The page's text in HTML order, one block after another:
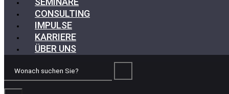
CONSULTING
IMPULSE
KARRIERE
ÜBER UNS
Wonach
Sie?